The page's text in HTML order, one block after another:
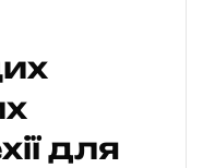
для